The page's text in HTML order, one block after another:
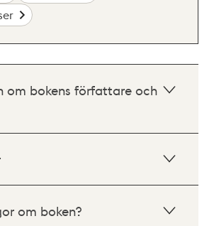
om bokens författare och
om boken?